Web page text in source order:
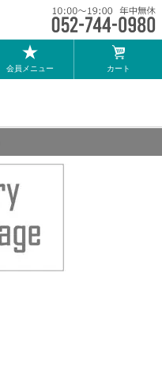
会員メニュー カート